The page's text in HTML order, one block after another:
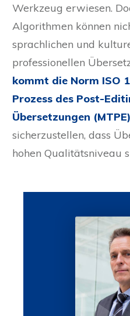
Werkzeug erwiesen.
Algorithmen können
sprachlichen und
professionellen
kommt die Norm ISO
Prozess des Post-
Übersetzungen
sicherzustellen, dass
hohen Qualitätsniveau